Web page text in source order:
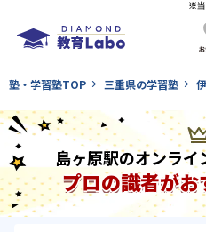
塾・学習塾TOP 三重県の学習塾
島ヶ原駅のオンライ
プロの識者が